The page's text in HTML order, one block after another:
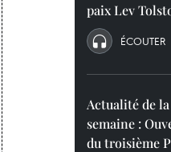
paix Lev
ÉCOUTER
Actualité de la
semaine :
du troisième